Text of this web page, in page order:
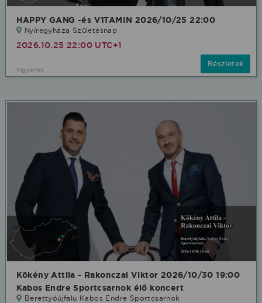
HAPPY GANG -és V1TAMIN 2026/10/25 22:00
Nyíregyháza Születésnap
2026.10.25 22:00 UTC+1
Ingyenes
Részletek
Kökény Attila - Rakonczai Viktor 2026/10/30 19:00
Kabos Endre Sportcsarnok élő koncert
Berettyóújfalu Kabos Endre Sportcsarnok